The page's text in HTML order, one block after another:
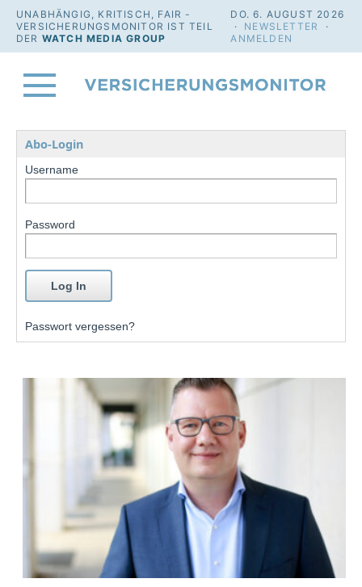
UNABHÄNGIG, KRITISCH, FAIR -
VERSICHERUNGSMONITOR IST TEIL
DER WATCH MEDIA GROUP
DO. 6. AUGUST 2026
· NEWSLETTER
·
ANMELDEN
Abo-Login
Username
Password
Passwort vergessen?